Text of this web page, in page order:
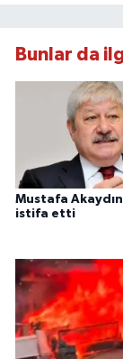
Bunlar da
Mustafa
istifa etti